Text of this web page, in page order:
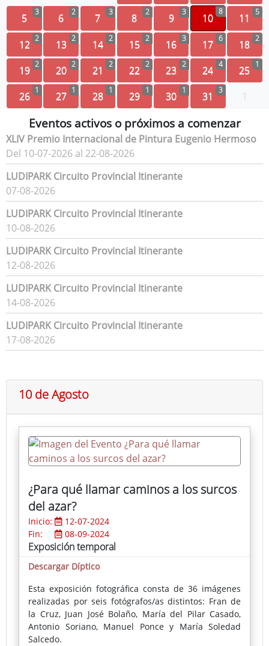
5 3 6 2 7 3 8 2 9 3 10
8
11 5
12 2 13 2 14 2 15 2 16 3 17 6 18 2
19 2 20 2 21 2 22 2 23 2 24 4 25 1
26 1 27 1 28 1 29 1 30 1 31 3 1
Eventos activos o próximos a comenzar
XLIV Premio Internacional de Pintura Eugenio Hermoso
Del 10-07-2026 al 22-08-2026
LUDIPARK Circuito Provincial Itinerante
07-08-2026
LUDIPARK Circuito Provincial Itinerante
10-08-2026
LUDIPARK Circuito Provincial Itinerante
12-08-2026
LUDIPARK Circuito Provincial Itinerante
14-08-2026
LUDIPARK Circuito Provincial Itinerante
17-08-2026
10 de Agosto
¿Para qué llamar caminos a los surcos
del azar?
Inicio:
12-07-2024
Fin:
08-09-2024
Exposición temporal
Descargar Díptico
Esta exposición fotográfica consta de 36 imágenes
realizadas por seis fotógrafos/as distintos: Fran de
la Cruz, Juan José Bolaño, María del Pilar Casado,
Antonio Soriano, Manuel Ponce y María Soledad
Salcedo.